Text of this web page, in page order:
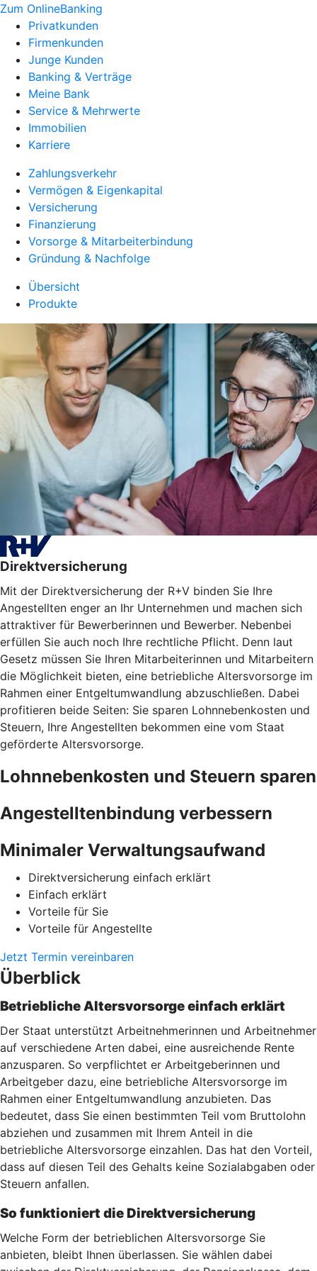
Zum OnlineBanking
Privatkunden
Firmenkunden
Junge Kunden
Banking & Verträge
Meine Bank
Service & Mehrwerte
Immobilien
Karriere
Zahlungsverkehr
Vermögen & Eigenkapital
Versicherung
Finanzierung
Vorsorge & Mitarbeiterbindung
Gründung & Nachfolge
Übersicht
Produkte
Direktversicherung
Mit der Direktversicherung der R+V binden Sie Ihre
Angestellten enger an Ihr Unternehmen und machen sich
attraktiver für Bewerberinnen und Bewerber. Nebenbei
erfüllen Sie auch noch Ihre rechtliche Pflicht. Denn laut
Gesetz müssen Sie Ihren Mitarbeiterinnen und Mitarbeitern
die Möglichkeit bieten, eine betriebliche Altersvorsorge im
Rahmen einer Entgeltumwandlung abzuschließen. Dabei
profitieren beide Seiten: Sie sparen Lohnnebenkosten und
Steuern, Ihre Angestellten bekommen eine vom Staat
geförderte Altersvorsorge.
Lohnnebenkosten und Steuern sparen
Angestelltenbindung verbessern
Minimaler Verwaltungsaufwand
Direktversicherung einfach erklärt
Einfach erklärt
Vorteile für Sie
Vorteile für Angestellte
Jetzt Termin vereinbaren
Überblick
Betriebliche Altersvorsorge einfach erklärt
Der Staat unterstützt Arbeitnehmerinnen und Arbeitnehmer
auf verschiedene Arten dabei, eine ausreichende Rente
anzusparen. So verpflichtet er Arbeitgeberinnen und
Arbeitgeber dazu, eine betriebliche Altersvorsorge im
Rahmen einer Entgeltumwandlung anzubieten. Das
bedeutet, dass Sie einen bestimmten Teil vom Bruttolohn
abziehen und zusammen mit Ihrem Anteil in die
betriebliche Altersvorsorge einzahlen. Das hat den Vorteil,
dass auf diesen Teil des Gehalts keine Sozialabgaben oder
Steuern anfallen.
So funktioniert die Direktversicherung
Welche Form der betrieblichen Altersvorsorge Sie
anbieten, bleibt Ihnen überlassen. Sie wählen dabei